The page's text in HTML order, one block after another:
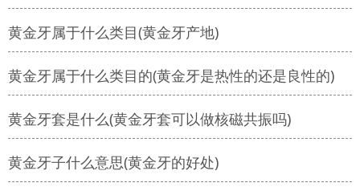
黄金牙属于什么类目(黄金牙产地)
黄金牙属于什么类目的(黄金牙是热性的还是良性的)
黄金牙套是什么(黄金牙套可以做核磁共振吗)
黄金牙子什么意思(黄金牙的好处)